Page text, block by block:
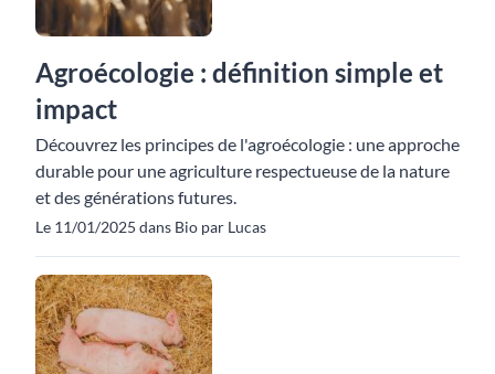
Agroécologie : définition simple et
impact
Découvrez les principes de l'agroécologie : une approche
durable pour une agriculture respectueuse de la nature
et des générations futures.
Le 11/01/2025 dans Bio par Lucas